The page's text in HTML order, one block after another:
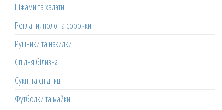
Піжами та халати
Реглани, поло та сорочки
Рушники та накидки
Спідня білизна
Сукні та спідниці
Футболки та майки